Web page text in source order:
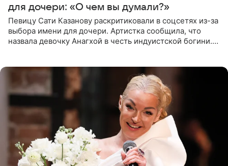
для дочери: «О чем вы думали?»
Певицу Сати Казанову раскритиковали в соцсетях из-за
выбора имени для дочери. Артистка сообщила, что
назвала девочку Анагхой в честь индуистской богини.